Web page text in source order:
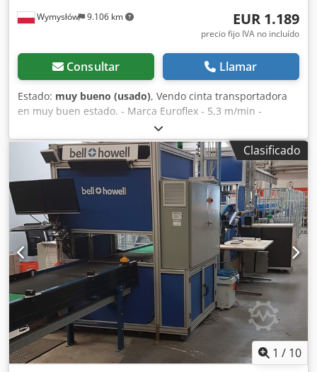
Wymysłów 9.106 km EUR 1.189
precio fijo IVA no incluído
Consultar Llamar
Estado: muy bueno (usado), Vendo cinta transportadora
en muy buen estado. - Marca Euroflex - 5,3 m/min -
Longitud 300cm - Ancho 50cm - Altura de trabajo 85cm +
patas regulables 20cm. - Fuente de alimentación de 400 V
Chsdpfx Aqsvyllgswea
Clasificado
1 / 10